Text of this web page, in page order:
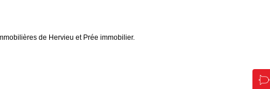
de Hervieu et Prée immobilier.